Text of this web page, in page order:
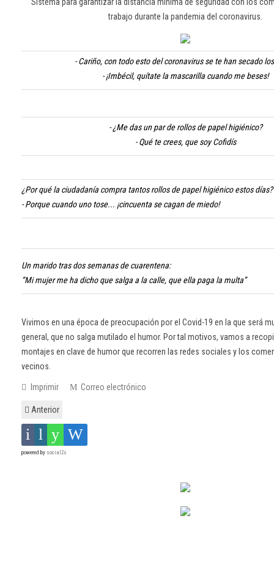
Sistema para garantizar la distancia mínima de seguridad con los
trabajo durante la pandemia del coronavirus.
- Cariño, con todo esto del coronavirus se te han secado
- ¡Imbécil, quítate la mascarilla cuando me beses!
- ¿Me das un par de rollos de papel higiénico?
- Qué te crees, que soy Cofidís
¿Por qué la ciudadanía compra tantos rollos de papel higiénico estos días?
- Porque cuando uno tose... ¡cincuenta se cagan de miedo!
Un marido tras dos semanas de cuarentena:
“Mi mujer me ha dicho que salga a la calle, que ella paga la multa”
Vivimos en una época de preocupación por el Covid-19 en la que será
general, que no salga mutilado el humor. Por tal motivos, vamos a
montajes en clave de humor que recorren las redes sociales y los
vecinos.
Imprimir Correo electrónico
Anterior
powered by social2s